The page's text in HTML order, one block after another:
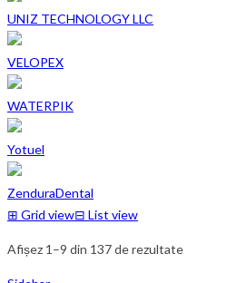
UNIZ TECHNOLOGY LLC
VELOPEX
WATERPIK
Yotuel
ZenduraDental
⊞ Grid view⊟ List view
Afișez 1–9 din 137 de rezultate